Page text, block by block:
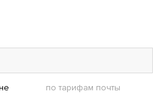
по тарифам почты